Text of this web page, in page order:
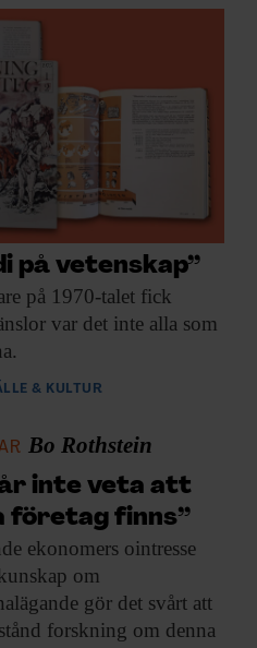
ekonomiprofessor och
Nobelkommittén.
Bild: Niklas Björling
storbanken
uppgav
ECB, att
allt är god i de
Varför är det
lugn?
har visat att oro för
att gå under kan bli
är dålig får vi
inte är försäkrade
banken går under.
se till att ogrundade
sprids. Här får
har rätt.
på vetenskap”
på 1970-talet fick
var det inte alla som
& KULTUR
Bo Rothstein
inte veta att
företag finns”
ekonomers ointresse
om
gör det svårt att
forskning om denna